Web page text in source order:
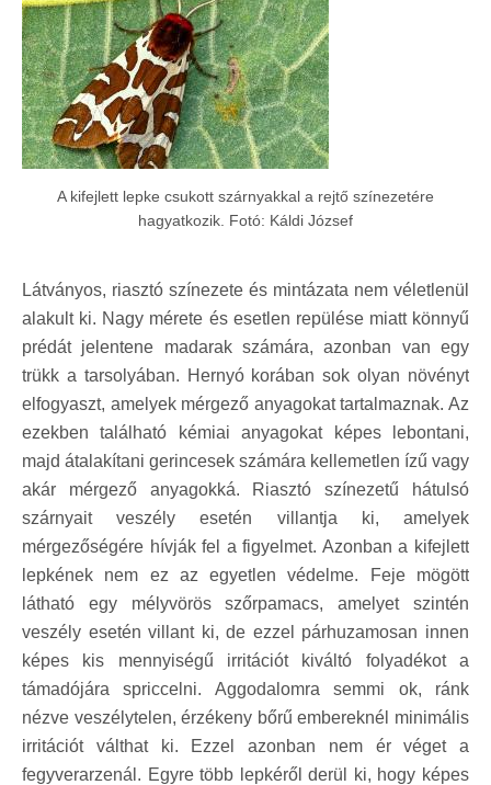
A kifejlett lepke csukott szárnyakkal a rejtő színezetére
hagyatkozik. Fotó: Káldi József
Látványos, riasztó színezete és mintázata nem véletlenül
alakult ki. Nagy mérete és esetlen repülése miatt könnyű
prédát jelentene madarak számára, azonban van egy
trükk a tarsolyában. Hernyó korában sok olyan növényt
elfogyaszt, amelyek mérgező anyagokat tartalmaznak. Az
ezekben található kémiai anyagokat képes lebontani,
majd átalakítani gerincesek számára kellemetlen ízű vagy
akár mérgező anyagokká. Riasztó színezetű hátulsó
szárnyait veszély esetén villantja ki, amelyek
mérgezőségére hívják fel a figyelmet. Azonban a kifejlett
lepkének nem ez az egyetlen védelme. Feje mögött
látható egy mélyvörös szőrpamacs, amelyet szintén
veszély esetén villant ki, de ezzel párhuzamosan innen
képes kis mennyiségű irritációt kiváltó folyadékot a
támadójára spriccelni. Aggodalomra semmi ok, ránk
nézve veszélytelen, érzékeny bőrű embereknél minimális
irritációt válthat ki. Ezzel azonban nem ér véget a
fegyverarzenál. Egyre több lepkéről derül ki, hogy képes